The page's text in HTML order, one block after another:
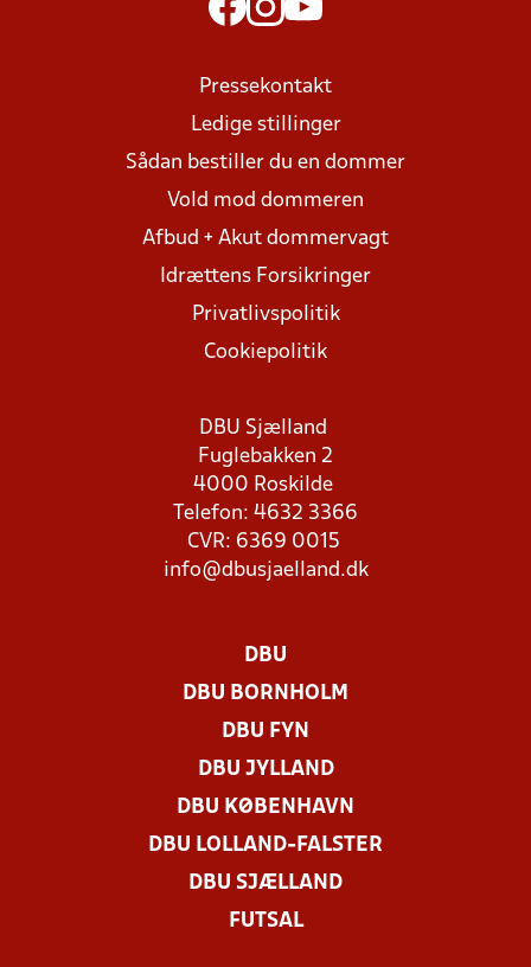
Pressekontakt
Ledige stillinger
Sådan bestiller du en dommer
Vold mod dommeren
Afbud + Akut dommervagt
Idrættens Forsikringer
Privatlivspolitik
Cookiepolitik
DBU Sjælland
Fuglebakken 2
4000 Roskilde
Telefon: 4632 3366
CVR: 6369 0015
info@dbusjaelland.dk
DBU
DBU BORNHOLM
DBU FYN
DBU JYLLAND
DBU KØBENHAVN
DBU LOLLAND-FALSTER
DBU SJÆLLAND
FUTSAL